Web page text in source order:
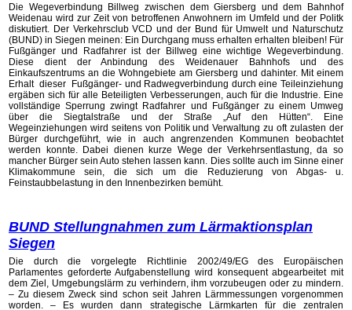
Die Wegeverbindung Billweg zwischen dem Giersberg und dem Bahnhof
Weidenau wird zur Zeit von betroffenen Anwohnern im Umfeld und der Politk
diskutiert. Der Verkehrsclub VCD und der Bund für Umwelt und Naturschutz
(BUND) in Siegen meinen: Ein Durchgang muss erhalten erhalten bleiben! Für
Fußgänger und Radfahrer ist der Billweg eine wichtige Wegeverbindung.
Diese dient der Anbindung des Weidenauer Bahnhofs und des
Einkaufszentrums an die Wohngebiete am Giersberg und dahinter. Mit einem
Erhalt dieser Fußgänger- und Radwegverbindung durch eine Teileinziehung
ergäben sich für alle Beteiligten Verbesserungen, auch für die Industrie. Eine
vollständige Sperrung zwingt Radfahrer und Fußgänger zu einem Umweg
über die Siegtalstraße und der Straße „Auf den Hütten“. Eine
Wegeinziehungen wird seitens von Politik und Verwaltung zu oft zulasten der
Bürger durchgeführt, wie in auch angrenzenden Kommunen beobachtet
werden konnte. Dabei dienen kurze Wege der Verkehrsentlastung, da so
mancher Bürger sein Auto stehen lassen kann. Dies sollte auch im Sinne einer
Klimakommune sein, die sich um die Reduzierung von Abgas- u.
Feinstaubbelastung in den Innenbezirken bemüht.
BUND Stellungnahmen zum Lärmaktionsplan
Siegen
Die durch die vorgelegte Richtlinie 2002/49/EG des Europäischen
Parlamentes geforderte Aufgabenstellung wird konsequent abgearbeitet mit
dem Ziel, Umgebungslärm zu verhindern, ihm vorzubeugen oder zu mindern.
– Zu diesem Zweck sind schon seit Jahren Lärmmessungen vorgenommen
worden. – Es wurden dann strategische Lärmkarten für die zentralen